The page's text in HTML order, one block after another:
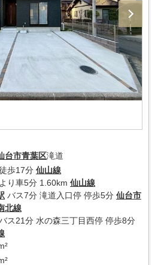
台市青葉区滝道
歩17分 仙山線
より車5分 1.60km 仙山線
バス7分 滝道入口停 停歩5分 仙台市
北線
ス21分 水の森三丁目西停 停歩8分